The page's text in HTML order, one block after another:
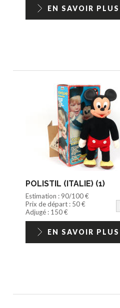
EN SAVOIR PLUS
POLISTIL (ITALIE) (1)
Estimation : 90/100 €
Prix de départ : 50 €
Adjugé : 150 €
EN SAVOIR PLUS